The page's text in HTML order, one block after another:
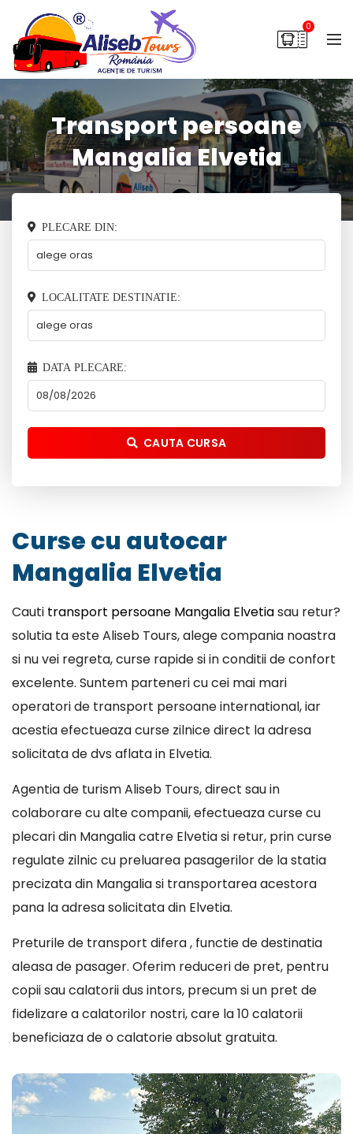
0
Transport persoane
Mangalia Elvetia
PLECARE DIN:
LOCALITATE DESTINATIE:
DATA PLECARE:
CAUTA CURSA
Curse cu autocar
Mangalia Elvetia
Cauti transport persoane Mangalia Elvetiasau retur?
solutia ta este Aliseb Tours, alege compania noastra
si nu vei regreta, curse rapide si in conditii de confort
excelente. Suntem parteneri cu cei mai mari
operatori de transport persoane international, iar
acestia efectueaza curse zilnice direct la adresa
solicitata de dvs aflata in Elvetia.
Agentia de turism Aliseb Tours, direct sau in
colaborare cu alte companii, efectueaza curse cu
plecari din Mangalia catre Elvetia si retur, prin curse
regulate zilnic cu preluarea pasagerilor de la statia
precizata din Mangalia si transportarea acestora
pana la adresa solicitata din Elvetia.
Preturile de transport difera , functie de destinatia
aleasa de pasager. Oferim reduceri de pret, pentru
copii sau calatorii dus intors, precum si un pret de
fidelizare a calatorilor nostri, care la 10 calatorii
beneficiaza de o calatorie absolut gratuita.